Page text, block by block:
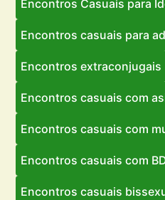
Encontros Casuais para
Encontros casuais para
Encontros extraconjugais
Encontros casuais com
Encontros casuais com
Encontros casuais com
Encontros casuais